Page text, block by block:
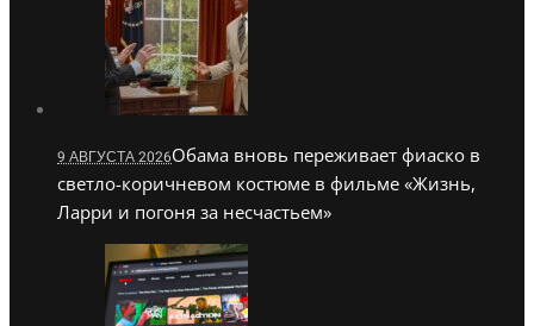
9 АВГУСТА 2026Обама вновь переживает фиаско в
светло-коричневом костюме в фильме «Жизнь,
Ларри и погоня за несчастьем»